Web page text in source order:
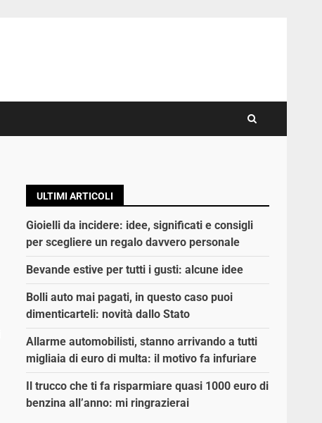
ULTIMI ARTICOLI
Gioielli da incidere: idee, significati e consigli
per scegliere un regalo davvero personale
Bevande estive per tutti i gusti: alcune idee
Bolli auto mai pagati, in questo caso puoi
dimenticarteli: novità dallo Stato
Allarme automobilisti, stanno arrivando a tutti
migliaia di euro di multa: il motivo fa infuriare
Il trucco che ti fa risparmiare quasi 1000 euro di
benzina all’anno: mi ringrazierai